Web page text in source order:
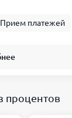
Прием платежей
процентов